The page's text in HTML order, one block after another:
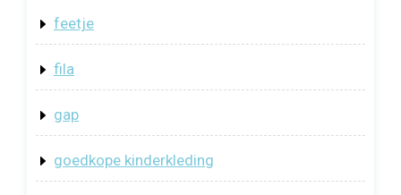
feetje
fila
gap
goedkope kinderkleding